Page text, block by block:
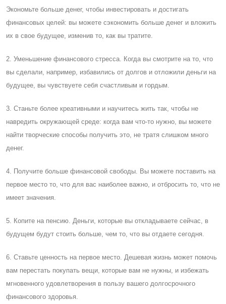
Экономьте больше денег, чтобы инвестировать и достигать
финансовых целей: вы можете сэкономить больше денег и вложить
их в свое будущее, изменив то, как вы тратите.
2. Уменьшение финансового стресса. Когда вы смотрите на то, что
вы сделали, например, избавились от долгов и отложили деньги на
будущее, вы чувствуете себя счастливым и гордым.
3. Cтаньте более креативными и научитесь жить так, чтобы не
навредить окружающей среде: когда вам что-то нужно, вы можете
найти творческие способы получить это, не тратя слишком много
денег.
4. Получите больше финансовой свободы. Вы можете поставить на
первое место то, что для вас наиболее важно, и отбросить то, что не
имеет значения.
5. Копите на пенсию. Деньги, которые вы откладываете сейчас, в
будущем будут стоить больше, чем то, что вы отдаете сегодня.
6. Cтавьте ценность на первое место. Дешевая жизнь может помочь
вам перестать покупать вещи, которые вам не нужны, и избежать
мгновенного удовлетворения в пользу вашего долгосрочного
финансового здоровья.